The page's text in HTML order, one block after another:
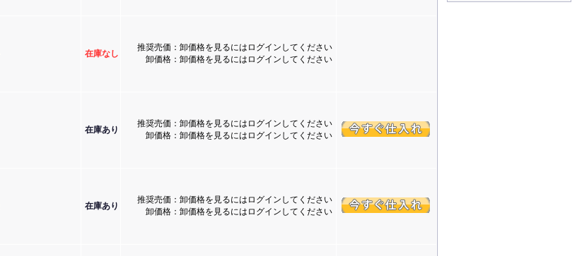
在庫なし
推奨売価：卸価格を見るにはログインしてください
卸価格：卸価格を見るにはログインしてください
在庫あり
推奨売価：卸価格を見るにはログインしてください
卸価格：卸価格を見るにはログインしてください
在庫あり
推奨売価：卸価格を見るにはログインしてください
卸価格：卸価格を見るにはログインしてください